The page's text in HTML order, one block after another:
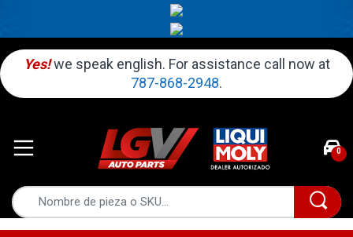
Yes! we speak english. For assistance call now at
787-868-2948.
0